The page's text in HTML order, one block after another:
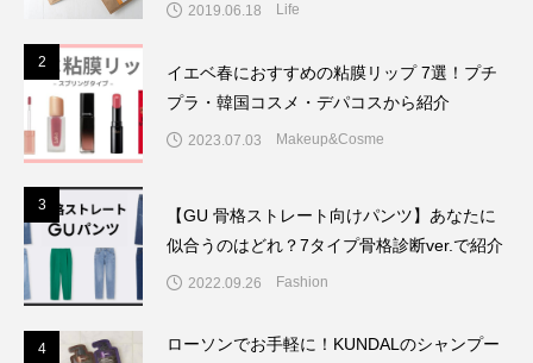
2019.06.18 Life
2
イエベ春におすすめの粘膜リップ 7選！プチ
プラ・韓国コスメ・デパコスから紹介
2023.07.03 Makeup&Cosme
3
【GU 骨格ストレート向けパンツ】あなたに
似合うのはどれ？7タイプ骨格診断ver.で紹介
2022.09.26 Fashion
4
ローソンでお手軽に！KUNDALのシャンプー